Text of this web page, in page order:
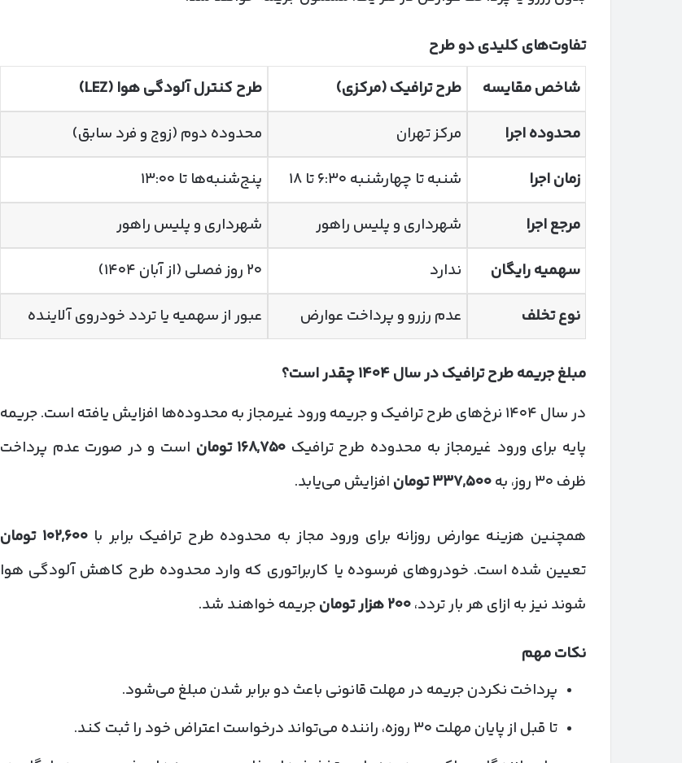
تفاوت‌های کلیدی دو طرح
شاخص مقایسه
طرح ترافیک (مرکزی) طرح کنترل آلودگی هوا (LEZ)
محدوده اجرا
مرکز تهران
محدوده دوم (زوج و فرد سابق)
زمان اجرا
شنبه تا چهارشنبه ۶:۳۰ تا ۱۸
پنج‌شنبه‌ها تا ۱۳:۰۰
مرجع اجرا
شهرداری و پلیس راهور
شهرداری و پلیس راهور
سهمیه رایگان
ندارد
۲۰ روز فصلی (از آبان ۱۴۰۴)
نوع تخلف
عدم رزرو و پرداخت عوارض عبور از سهمیه یا تردد خودروی آلاینده
مبلغ جریمه طرح ترافیک در سال۱۴۰۴چقدر است؟
در سال ۱۴۰۴ نرخ‌های طرح ترافیک و جریمه ورود غیرمجاز به محدوده‌ها افزایش یافته است. جریمه
پایه برای ورود غیرمجاز به محدوده طرح ترافیک ۱۶۸,۷۵۰ تومان است و در صورت عدم پرداخت
ظرف ۳۰ روز، به
۳۳۷,۵۰۰تومان افزایش می‌یابد.
همچنین هزینه عوارض روزانه برای ورود مجاز به محدوده طرح ترافیک برابر با۱۰۲,۶۰۰ تومان
تعیین شده است. خودروهای فرسوده یا کاربراتوری که وارد محدوده طرح کاهش آلودگی هوا
شوند نیز به ازای هر بار تردد،۲۰۰هزار تومانجریمه خواهند شد.
نکات مهم
پرداخت نکردن جریمه در مهلت قانونی باعث دو برابر شدن مبلغ می‌شود.
تا قبل از پایان مهلت ۳۰ روزه، راننده می‌تواند درخواست اعتراض خود را ثبت کند.